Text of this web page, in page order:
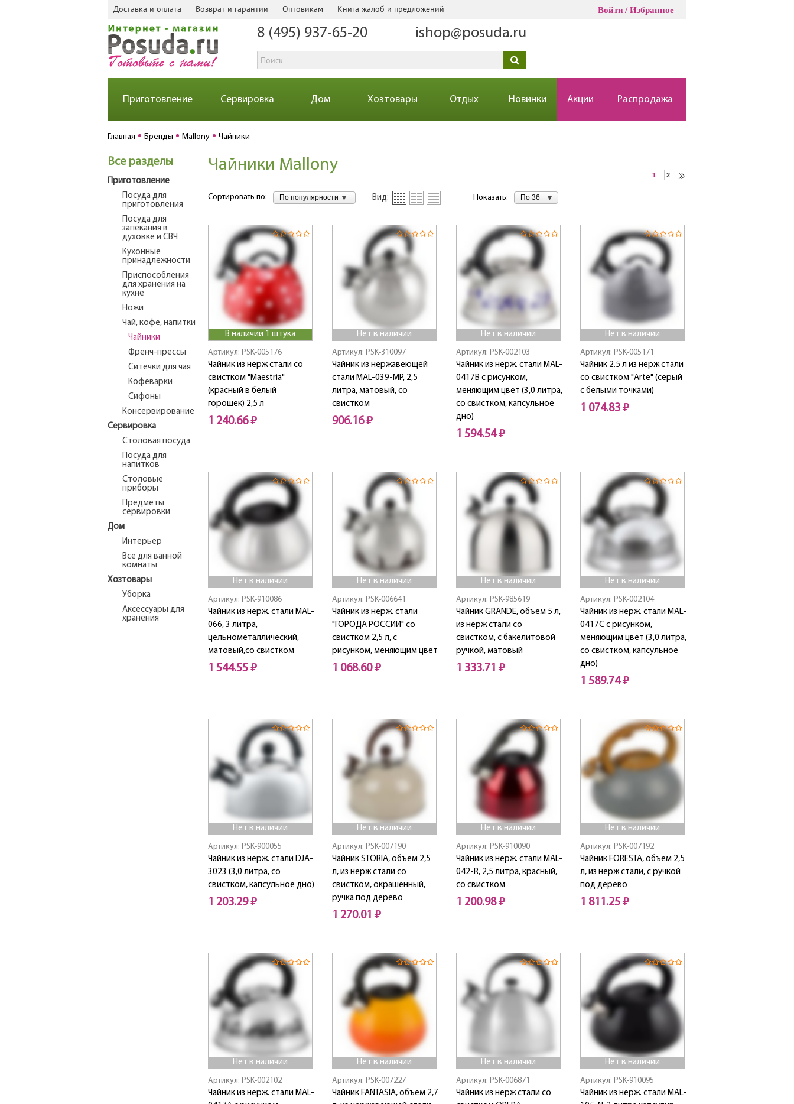
Доставка и оплата Возврат и гарантии Оптовикам Книга жалоб и предложений Войти Избранное
8 (495) 937-65-20 ishop@posuda.ru
Приготовление Сервировка Дом Хозтовары Отдых Новинки Акции Распродажа
Главная Бренды Mallony Чайники
Все разделы
Приготовление
Посуда для
приготовления
Посуда для
запекания в
духовке и СВЧ
Кухонные
принадлежности
Приспособления
для хранения на
кухне
Ножи
Чай, кофе, напитки
Чайники
Френч-прессы
Ситечки для чая
Кофеварки
Сифоны
Консервирование
Сервировка
Столовая посуда
Посуда для
напитков
Столовые
приборы
Предметы
сервировки
Дом
Интерьер
Все для ванной
комнаты
Хозтовары
Уборка
Аксессуары для
хранения
Чайники Mallony
1 2
Сортировать по: По популярности Вид: Показать: По 36
В наличии 1 штука
Артикул: PSK-005176
Чайник из нерж стали со
свистком "Maestria"
(красный в белый
горошек) 2,5 л
1 240.66 ₽
Нет в наличии
Артикул: PSK-310097
Чайник из нержавеющей
стали MAL-039-MP, 2,5
литра, матовый, со
свистком
906.16 ₽
Нет в наличии
Артикул: PSK-002103
Чайник из нерж. стали MAL-
0417B с рисунком,
меняющим цвет (3,0 литра,
со свистком, капсульное
дно)
1 594.54 ₽
Нет в наличии
Артикул: PSK-005171
Чайник 2.5 л из нерж стали
со свистком "Arte" (серый
с белыми точками)
1 074.83 ₽
Нет в наличии
Артикул: PSK-910086
Чайник из нерж. стали MAL-
066, 3 литра,
цельнометаллический,
матовый,со свистком
1 544.55 ₽
Нет в наличии
Артикул: PSK-006641
Чайник из нерж. стали
"ГОРОДА РОССИИ" со
свистком 2,5 л, с
рисунком, меняющим цвет
1 068.60 ₽
Нет в наличии
Артикул: PSK-985619
Чайник GRANDE, объем 5 л,
из нерж стали со
свистком, с бакелитовой
ручкой, матовый
1 333.71 ₽
Нет в наличии
Артикул: PSK-002104
Чайник из нерж. стали MAL-
0417С с рисунком,
меняющим цвет (3,0 литра,
со свистком, капсульное
дно)
1 589.74 ₽
Нет в наличии
Артикул: PSK-900055
Чайник из нерж. стали DJA-
3023 (3,0 литра, со
свистком, капсульное дно)
1 203.29 ₽
Нет в наличии
Артикул: PSK-007190
Чайник STORIA, объем 2,5
л, из нерж стали со
свистком, окрашенный,
ручка под дерево
1 270.01 ₽
Нет в наличии
Артикул: PSK-910090
Чайник из нерж. стали MAL-
042-R, 2,5 литра, красный,
со свистком
1 200.98 ₽
Нет в наличии
Артикул: PSK-007192
Чайник FORESTA, объем 2,5
л, из нерж стали, с ручкой
под дерево
1 811.25 ₽
Нет в наличии
Артикул: PSK-002102
Чайник из нерж. стали MAL-
Нет в наличии
Артикул: PSK-007227
Чайник FANTASIA, объём 2,7
Нет в наличии
Артикул: PSK-006871
Чайник из нерж стали со
Нет в наличии
Артикул: PSK-910095
Чайник из нерж. стали MAL-